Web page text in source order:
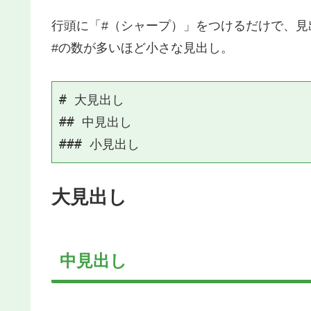
行頭に「#（シャープ）」をつけるだけで、見
#の数が多いほど小さな見出し。
# 大見出し
## 中見出し
大見出し
中見出し